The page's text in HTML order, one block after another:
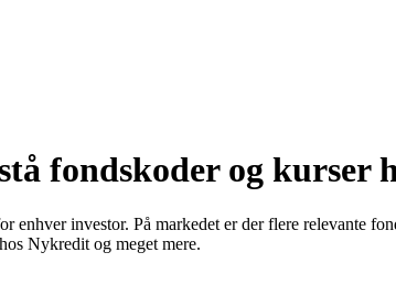
fondskoder og kurser
enhver investor. På markedet er der flere
Nykredit og meget mere.